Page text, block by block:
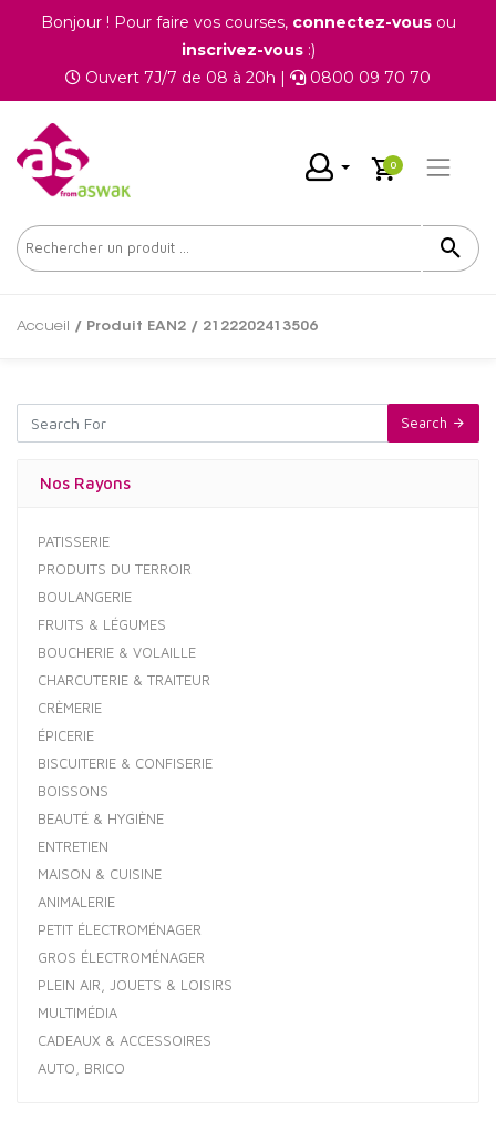
Bonjour ! Pour faire vos courses, connectez-vousou
inscrivez-vous:)
Ouvert 7J/7 de 08 à 20h |
0800 09 70 70
0
Accueil / Produit EAN2 / 2122202413506
Search
Nos Rayons
PATISSERIE
PRODUITS DU TERROIR
BOULANGERIE
FRUITS & LÉGUMES
BOUCHERIE & VOLAILLE
CHARCUTERIE & TRAITEUR
CRÈMERIE
ÉPICERIE
BISCUITERIE & CONFISERIE
BOISSONS
BEAUTÉ & HYGIÈNE
ENTRETIEN
MAISON & CUISINE
ANIMALERIE
PETIT ÉLECTROMÉNAGER
GROS ÉLECTROMÉNAGER
PLEIN AIR, JOUETS & LOISIRS
MULTIMÉDIA
CADEAUX & ACCESSOIRES
AUTO, BRICO